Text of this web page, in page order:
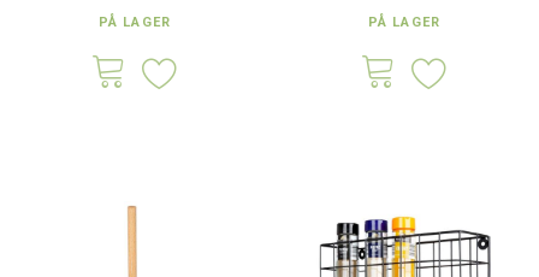
PÅ LAGER PÅ LAGER